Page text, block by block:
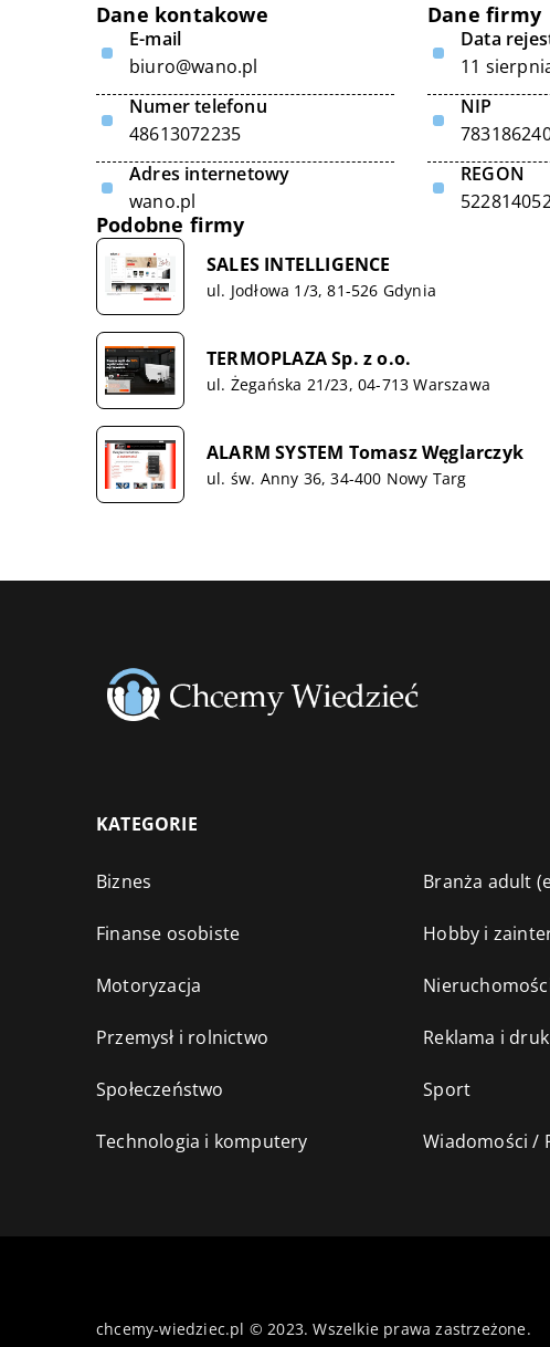
Dane kontakowe
E-mail
biuro@wano.pl
Numer telefonu
48613072235
Adres internetowy
wano.pl
Dane firmy
Data
11
NIP
REGON
Podobne firmy
SALES INTELLIGENCE
ul. Jodłowa 1/3, 81-526 Gdynia
TERMOPLAZA Sp. z o.o.
ul. Żegańska 21/23, 04-713 Warszawa
ALARM SYSTEM Tomasz Węglarczyk
ul. św. Anny 36, 34-400 Nowy Targ
KATEGORIE
Biznes Branża adult
Finanse osobiste Hobby i
Motoryzacja
Przemysł i rolnictwo Reklama i druk
Społeczeństwo Sport
Technologia i komputery Wiadomości /
chcemy-wiedziec.pl © 2023. Wszelkie prawa zastrzeżone.